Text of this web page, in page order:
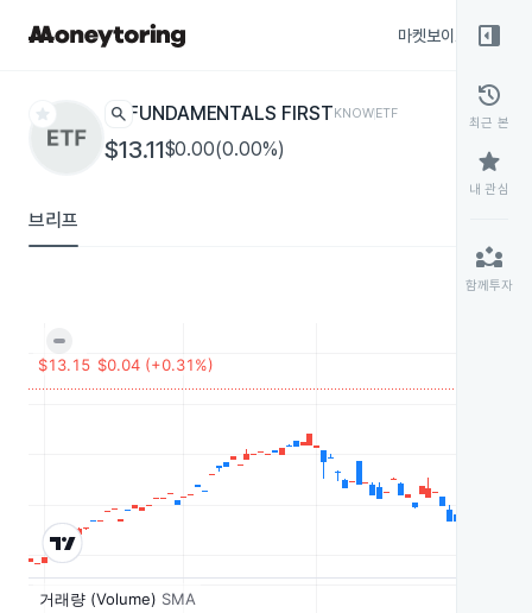
마켓보이스
star search FUNDAMENTALS FIRSTKNOWETF
$13.11$0.00(0.00%)
브리프
right_panel_open
history
최근 본
star
내 관심
partner_exchange
함께투자